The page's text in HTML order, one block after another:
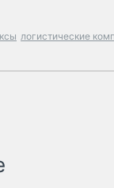
логистические